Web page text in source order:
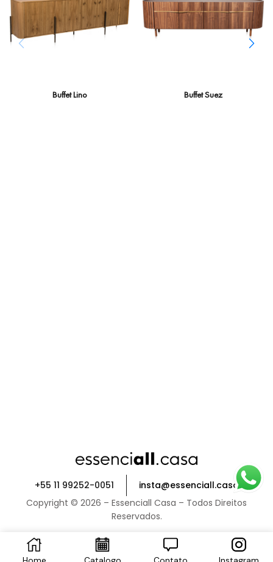
Buffet Lino Buffet Suez
+55 11 99252-0051
insta@essenciall.casa
Copyright © 2026 – Essenciall Casa – Todos Direitos
Reservados.